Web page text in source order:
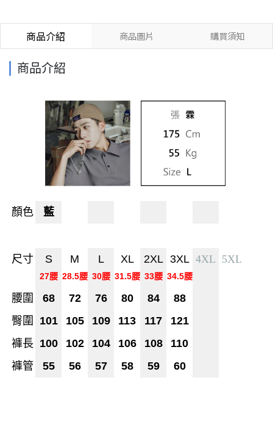
商品介紹 商品圖片 購買須知
商品介紹
顏色 藍
尺寸 S
27腰
M
28.5腰
L
30腰
XL
31.5腰
2XL
33腰
3XL
34.5腰
4XL 5XL
腰圍 68 72 76 80 84
88
臀圍
101 105 109 113 117
121
褲長 100 102 104 106 108
110
褲管
55 56 57 58 59 60